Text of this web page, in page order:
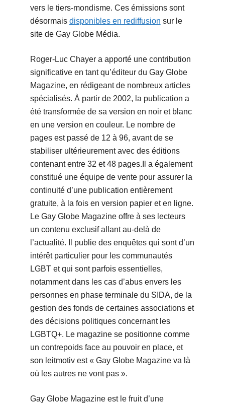
vers le tiers-mondisme. Ces émissions sont
désormais disponibles en rediffusion sur le
site de Gay Globe Média.
Roger-Luc Chayer a apporté une contribution
significative en tant qu’éditeur du Gay Globe
Magazine, en rédigeant de nombreux articles
spécialisés. À partir de 2002, la publication a
été transformée de sa version en noir et blanc
en une version en couleur. Le nombre de
pages est passé de 12 à 96, avant de se
stabiliser ultérieurement avec des éditions
contenant entre 32 et 48 pages.Il a également
constitué une équipe de vente pour assurer la
continuité d’une publication entièrement
gratuite, à la fois en version papier et en ligne.
Le Gay Globe Magazine offre à ses lecteurs
un contenu exclusif allant au-delà de
l’actualité. Il publie des enquêtes qui sont d’un
intérêt particulier pour les communautés
LGBT et qui sont parfois essentielles,
notamment dans les cas d’abus envers les
personnes en phase terminale du SIDA, de la
gestion des fonds de certaines associations et
des décisions politiques concernant les
LGBTQ+. Le magazine se positionne comme
un contrepoids face au pouvoir en place, et
son leitmotiv est « Gay Globe Magazine va là
où les autres ne vont pas ».
Gay Globe Magazine est le fruit d’une